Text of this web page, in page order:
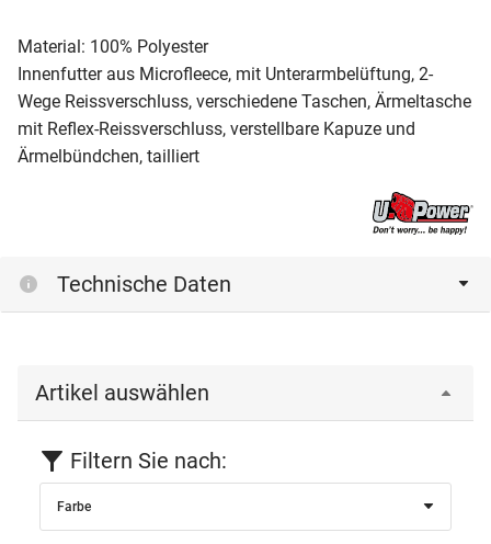
Material: 100% Polyester
Innenfutter aus Microfleece, mit Unterarmbelüftung, 2-
Wege Reissverschluss, verschiedene Taschen, Ärmeltasche
mit Reflex-Reissverschluss, verstellbare Kapuze und
Ärmelbündchen, tailliert
Technische Daten
Artikel auswählen
Filtern Sie nach:
Farbe